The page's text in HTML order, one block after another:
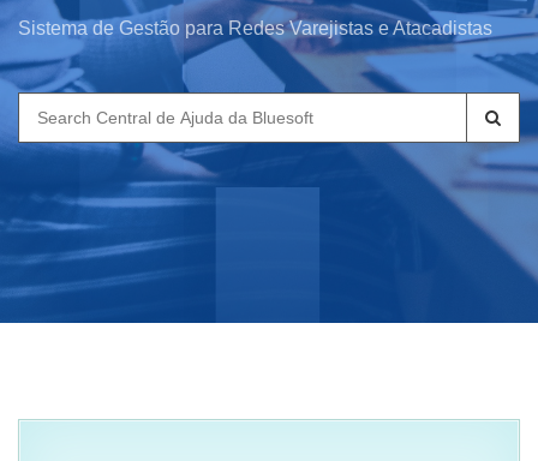
Sistema de Gestão para Redes Varejistas e Atacadistas
Search
for: